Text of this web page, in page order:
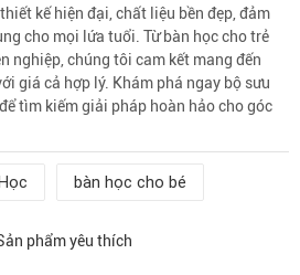
kế hiện đại, chất liệu bền đẹp, đảm
cho mọi lứa tuổi. Từ bàn học cho trẻ
nghiệp, chúng tôi cam kết mang đến
giá cả hợp lý. Khám phá ngay bộ sưu
tìm kiếm giải pháp hoàn hảo cho góc
bàn học cho bé
phẩm yêu thích